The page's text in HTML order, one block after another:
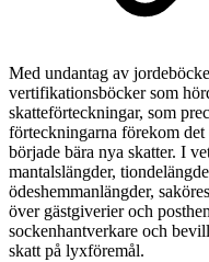
Med undantag av
vertifikationsböcker som
skatteförteckningar, som
förteckningarna förekom
började bära nya skatter. I
mantalslängder,
ödeshemmanlängder,
över gästgiverier och
sockenhantverkare och
skatt på lyxföremål.